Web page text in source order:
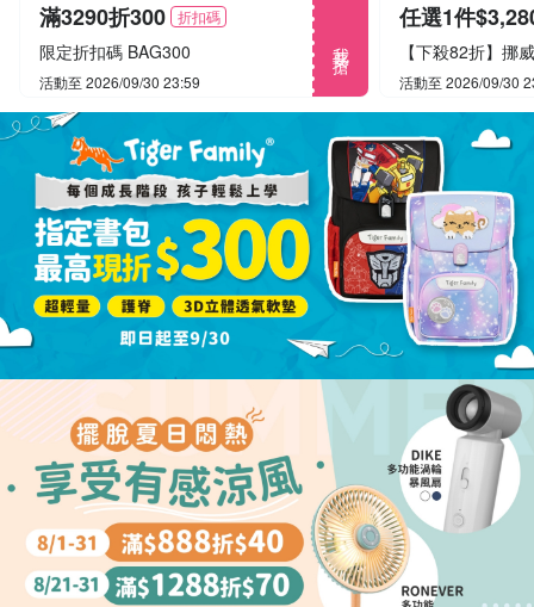
滿3290折300 折扣碼
限定折扣碼 BAG300
活動至 2026/09/30 23:59
任選1件
【下殺82折】挪
活動至 2026/09/30